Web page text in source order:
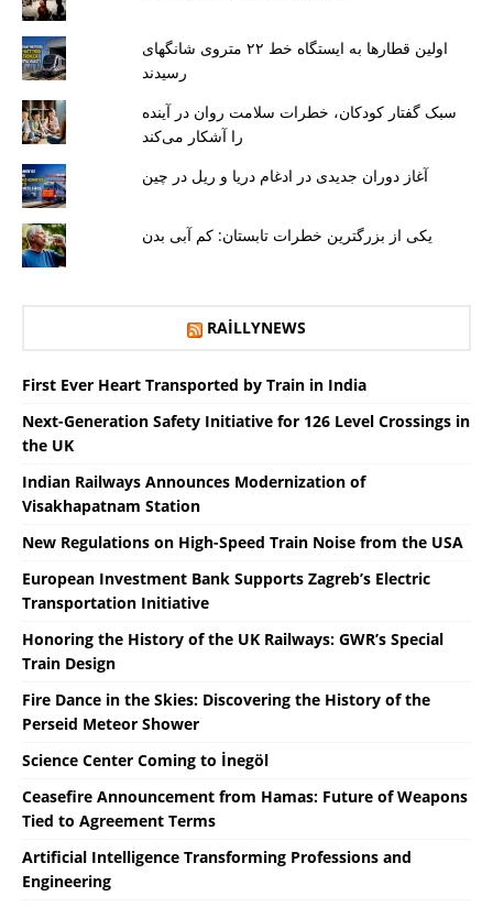
اولین قطارها به ایستگاه خط ۲۲ متروی شانگهای
رسیدند
سبک گفتار کودکان، خطرات سلامت روان در آینده
را آشکار می‌کند
آغاز دوران جدیدی در ادغام دریا و ریل در چین
یکی از بزرگترین خطرات تابستان: کم آبی بدن
RAILLYNEWS
First Ever Heart Transported by Train in India
Next-Generation Safety Initiative for 126 Level Crossings in
the UK
Indian Railways Announces Modernization of
Visakhapatnam Station
New Regulations on High-Speed ​​Train Noise from the USA
European Investment Bank Supports Zagreb’s Electric
Transportation Initiative
Honoring the History of the UK Railways: GWR’s Special
Train Design
Fire Dance in the Skies: Discovering the History of the
Perseid Meteor Shower
Science Center Coming to İnegöl
Ceasefire Announcement from Hamas: Future of Weapons
Tied to Agreement Terms
Artificial Intelligence Transforming Professions and
Engineering